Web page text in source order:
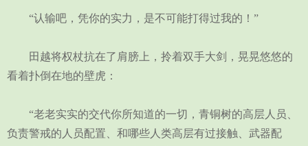
“认输吧，凭你的实力，是不可能打得过我的！”
田越将权杖抗在了肩膀上，拎着双手大剑，晃晃悠悠的
看着扑倒在地的壁虎：
“老老实实的交代你所知道的一切，青铜树的高层人员、
负责警戒的人员配置、和哪些人类高层有过接触、武器配